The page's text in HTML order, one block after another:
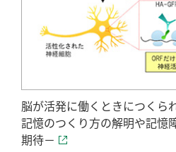
脳が活発に働くときにつくら
記憶のつくり方の解明や記憶
期待－